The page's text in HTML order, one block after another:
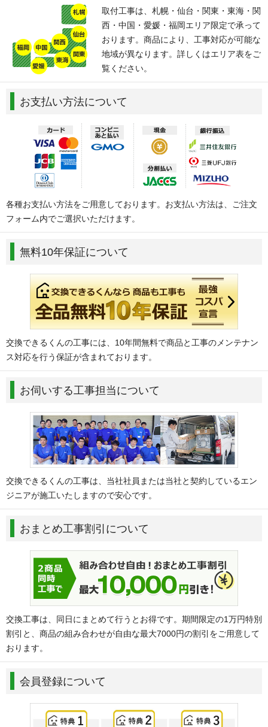
取付工事は、札幌・仙台・関東・東海・関
西・中国・愛媛・福岡エリア限定で承って
おります。商品により、工事対応が可能な
地域が異なります。詳しくはエリア表をご
覧ください。
お支払い方法について
各種お支払い方法をご用意しております。お支払い方法は、ご注文
フォーム内でご選択いただけます。
無料10年保証について
交換できるくんの工事には、10年間無料で商品と工事のメンテナン
ス対応を行う保証が含まれております。
お伺いする工事担当について
交換できるくんの工事は、当社社員または当社と契約しているエン
ジニアが施工いたしますので安心です。
おまとめ工事割引について
交換工事は、同日にまとめて行うとお得です。期間限定の1万円特別
割引と、商品の組み合わせが自由な最大7000円の割引をご用意して
おります。
会員登録について